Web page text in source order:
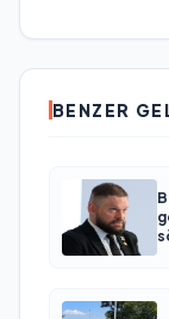
BENZER